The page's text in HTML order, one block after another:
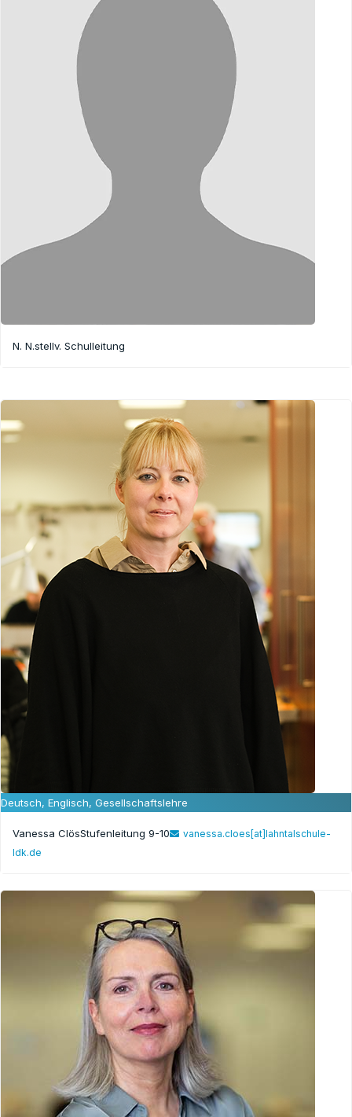
N. N.stellv. Schulleitung
Deutsch, Englisch, Gesellschaftslehre
Vanessa ClösStufenleitung 9-10
vanessa.cloes[at]lahntalschule-
ldk.de